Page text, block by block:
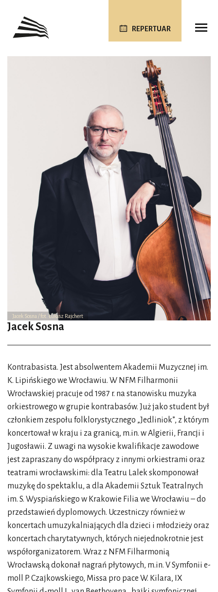
REPERTUAR
Jacek Sosna / fot. Łukasz Rajchert
Jacek Sosna
Kontrabasista. Jest absolwentem Akademii Muzycznej im.
K. Lipińskiego we Wrocławiu. W NFM Filharmonii
Wrocławskiej pracuje od 1987 r. na stanowisku muzyka
orkiestrowego w grupie kontrabasów. Już jako student był
członkiem zespołu folklorystycznego „Jedliniok”, z którym
koncertował w kraju i za granicą, m.in. w Algierii, Francji i
Jugosławii. Z uwagi na wysokie kwalifikacje zawodowe
jest zapraszany do współpracy z innymi orkiestrami oraz
teatrami wrocławskimi: dla Teatru Lalek skomponował
muzykę do spektaklu, a dla Akademii Sztuk Teatralnych
im. S. Wyspiańskiego w Krakowie Filia we Wrocławiu – do
przedstawień dyplomowych. Uczestniczy również w
koncertach umuzykalniających dla dzieci i młodzieży oraz
koncertach charytatywnych, których niejednokrotnie jest
współorganizatorem. Wraz z NFM Filharmonią
Wrocławską dokonał nagrań płytowych, m.in. V Symfonii e-
moll P. Czajkowskiego, Missa pro pace W. Kilara, IX